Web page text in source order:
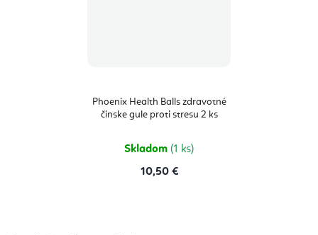
Phoenix Health Balls zdravotné
čínske gule proti stresu 2 ks
Skladom (1 ks)
10,50 €